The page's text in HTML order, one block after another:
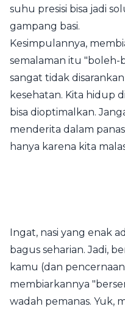
suhu presisi bisa jadi
gampang basi.
Kesimpulannya,
semalaman itu "boleh-
sangat tidak
kesehatan. Kita hidup
bisa dioptimalkan.
menderita dalam
hanya karena kita
Ingat, nasi yang enak
bagus seharian. Jadi,
kamu (dan
membiarkannya
wadah pemanas. Yuk,